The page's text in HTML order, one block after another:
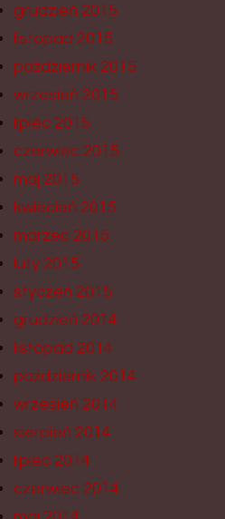
grudzień 2015
listopad 2015
październik 2015
wrzesień 2015
lipiec 2015
czerwiec 2015
maj 2015
kwiecień 2015
marzec 2015
luty 2015
styczeń 2015
grudzień 2014
listopad 2014
październik 2014
wrzesień 2014
sierpień 2014
lipiec 2014
czerwiec 2014